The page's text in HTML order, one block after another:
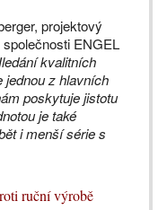
projektový
ENGEL
kvalitních
jednou z hlavních
poskytuje jistotu
je také
i menší série s
ruční výrobě